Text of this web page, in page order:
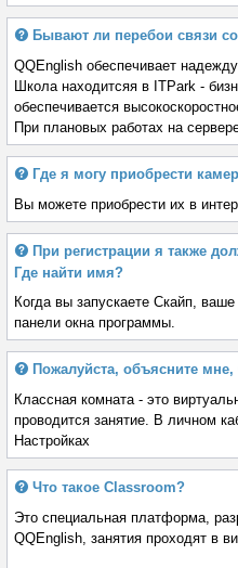
Бывают ли перебои связи
QQEnglish обеспечивает
Школа находитсяя в ITPark -
обеспечивается
При плановых работах на
Где я могу приобрести
Вы можете приобрести их в
При регистрации я также
Где найти имя?
Когда вы запускаете Скайп,
панели окна программы.
Пожалуйста, объясните мне,
Классная комната - это
проводится занятие. В личном
Настройках
Что такое Classroom?
Это специальная платформа,
QQEnglish, занятия проходят в